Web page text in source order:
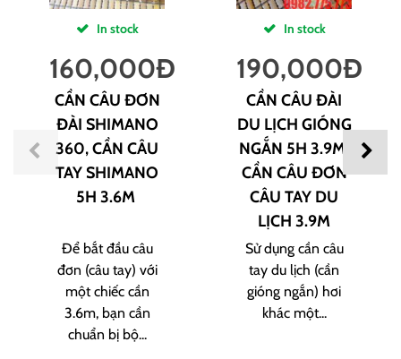
In stock
160,000Đ
CẦN CÂU ĐƠN
ĐÀI SHIMANO
360, CẦN CÂU
TAY SHIMANO
5H 3.6M
Để bắt đầu câu
đơn (câu tay) với
một chiếc cần
3.6m, bạn cần
chuẩn bị bộ...
In stock
190,000Đ
CẦN CÂU ĐÀI
DU LỊCH GIÓNG
NGẮN 5H 3.9M,
CẦN CÂU ĐƠN
CÂU TAY DU
LỊCH 3.9M
Sử dụng cần câu
tay du lịch (cần
gióng ngắn) hơi
khác một...